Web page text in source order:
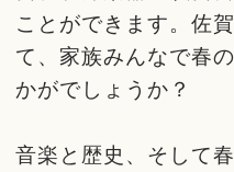
ことができます。佐
て、家族みんなで春
かがでしょうか？
音楽と歴史、そして